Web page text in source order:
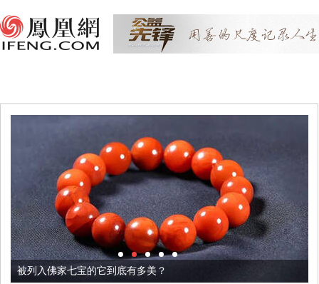
被列入佛家七宝的它到底有多美？